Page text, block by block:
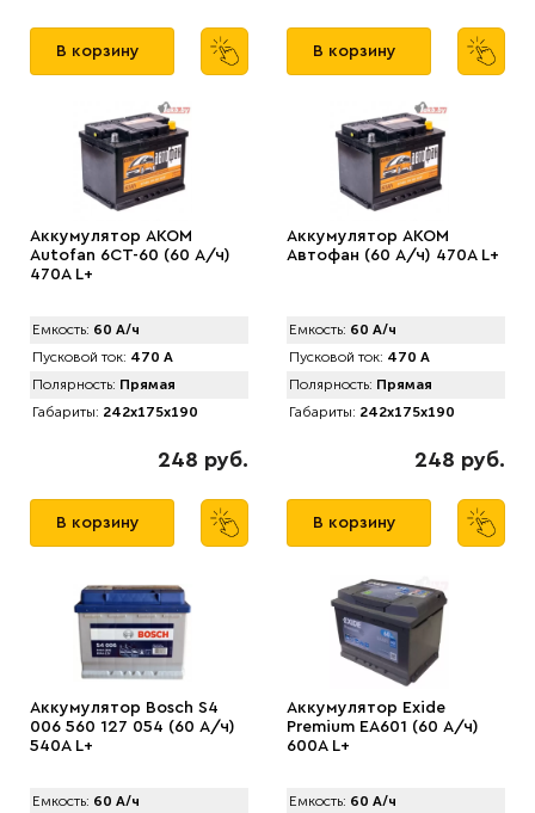
В корзину В корзину
Аккумулятор AKOM
Autofan 6СТ-60 (60 А/ч)
470А L+
Емкость: 60 А/ч
Пусковой ток: 470 А
Полярность: Прямая
Габариты: 242x175x190
248 руб.
В корзину
Аккумулятор AКОМ
Автофан (60 А/ч) 470A L+
Емкость: 60 А/ч
Пусковой ток: 470 А
Полярность: Прямая
Габариты: 242x175x190
248 руб.
В корзину
Аккумулятор Bosch S4
006 560 127 054 (60 А/ч)
540A L+
Емкость: 60 А/ч
Аккумулятор Exide
Premium EA601 (60 А/ч)
600A L+
Емкость: 60 А/ч